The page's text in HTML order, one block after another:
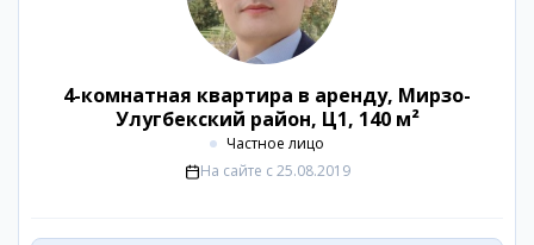
4-комнатная квартира в аренду, Мирзо-
Улугбекский район, Ц1, 140 м²
Частное лицо
На сайте с 25.08.2019